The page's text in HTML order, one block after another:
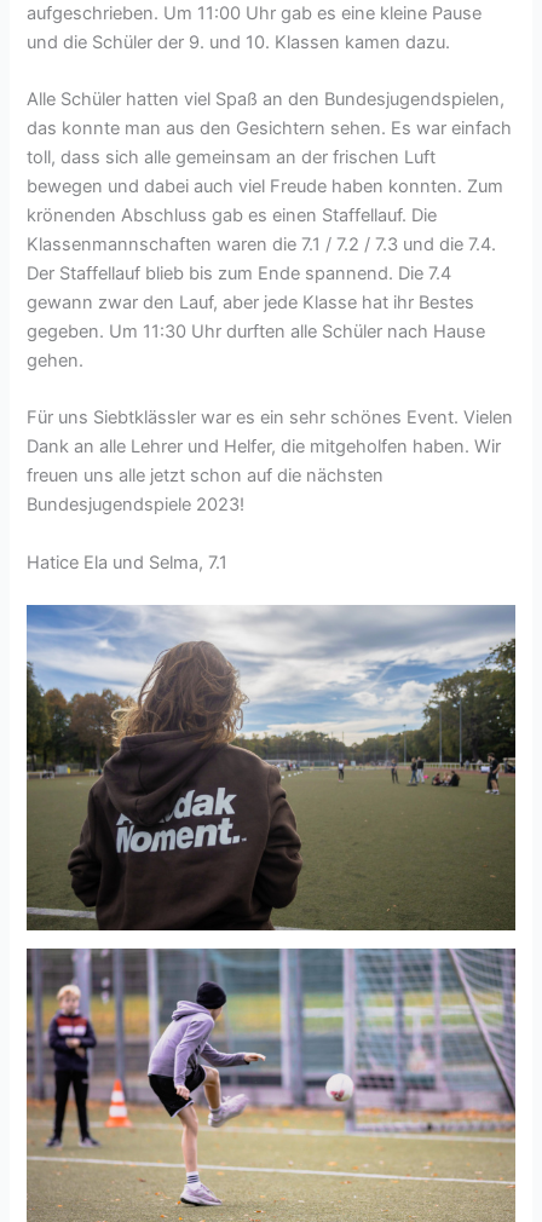
aufgeschrieben. Um 11:00 Uhr gab es eine kleine Pause
und die Schüler der 9. und 10. Klassen kamen dazu.
Alle Schüler hatten viel Spaß an den Bundesjugendspielen,
das konnte man aus den Gesichtern sehen. Es war einfach
toll, dass sich alle gemeinsam an der frischen Luft
bewegen und dabei auch viel Freude haben konnten. Zum
krönenden Abschluss gab es einen Staffellauf. Die
Klassenmannschaften waren die 7.1 / 7.2 / 7.3 und die 7.4.
Der Staffellauf blieb bis zum Ende spannend. Die 7.4
gewann zwar den Lauf, aber jede Klasse hat ihr Bestes
gegeben. Um 11:30 Uhr durften alle Schüler nach Hause
gehen.
Für uns Siebtklässler war es ein sehr schönes Event. Vielen
Dank an alle Lehrer und Helfer, die mitgeholfen haben. Wir
freuen uns alle jetzt schon auf die nächsten
Bundesjugendspiele 2023!
Hatice Ela und Selma, 7.1